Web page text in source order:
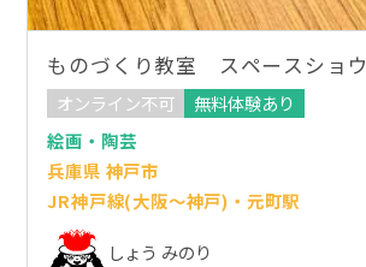
ものづくり教室 スペースショウ
オンライン不可
無料体験あり
絵画・陶芸
兵庫県 神戸市
JR神戸線(大阪～神戸)・元町駅
しょう みのり